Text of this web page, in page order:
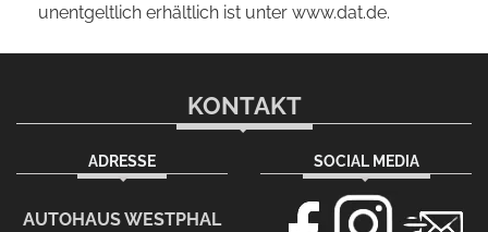
unentgeltlich erhältlich ist unter www.dat.de.
KONTAKT
ADRESSE
AUTOHAUS WESTPHAL
SOCIAL MEDIA